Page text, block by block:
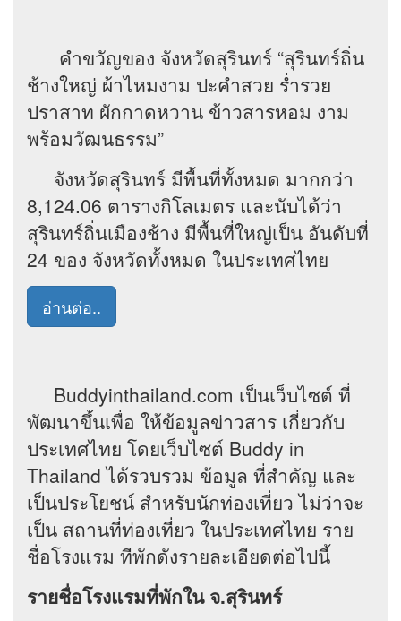
คำขวัญของ จังหวัดสุรินทร์ “สุรินทร์ถิ่น
ช้างใหญ่ ผ้าไหมงาม ปะคำสวย ร่ำรวย
ปราสาท ผักกาดหวาน ข้าวสารหอม งาม
พร้อมวัฒนธรรม”
จังหวัดสุรินทร์ มีพื้นที่ทั้งหมด มากกว่า
8,124.06 ตารางกิโลเมตร และนับได้ว่า
สุรินทร์ถิ่นเมืองช้าง มีพื้นที่ใหญ่เป็น อันดับที่
24 ของ จังหวัดทั้งหมด ในประเทศไทย
อ่านต่อ..
Buddyinthailand.com เป็นเว็บไซต์ ที่
พัฒนาขึ้นเพื่อ ให้ข้อมูลข่าวสาร เกี่ยวกับ
ประเทศไทย โดยเว็บไซต์ Buddy in
Thailand ได้รวบรวม ข้อมูล ที่สำคัญ และ
เป็นประโยชน์ สำหรับนักท่องเที่ยว ไม่ว่าจะ
เป็น สถานที่ท่องเที่ยว ในประเทศไทย ราย
ชื่อโรงแรม ทีพักดังรายละเอียดต่อไปนี้
รายชื่อโรงแรมที่พักใน จ.สุรินทร์